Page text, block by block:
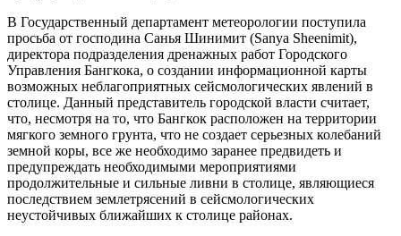
В Государственный департамент метеорологии поступила
просьба от господина Санья Шинимит (Sanya Sheenimit),
директора подразделения дренажных работ Городского
Управления Бангкока, о создании информационной карты
возможных неблагоприятных сейсмологических явлений в
столице. Данный представитель городской власти считает,
что, несмотря на то, что Бангкок расположен на территории
мягкого земного грунта, что не создает серьезных колебаний
земной коры, все же необходимо заранее предвидеть и
предупреждать необходимыми мероприятиями
продолжительные и сильные ливни в столице, являющиеся
последствием землетрясений в сейсмологических
неустойчивых ближайших к столице районах.